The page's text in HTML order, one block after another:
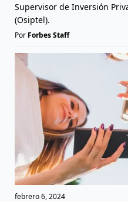
Supervisor de Inversión
(Osiptel).
Por Forbes Staff
febrero 6, 2024